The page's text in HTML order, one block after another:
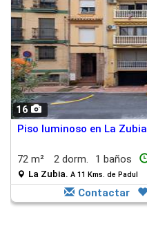
16
Piso luminoso en La Zubia
72 m² 2 dorm. 1 baños
La Zubia. A 11 Kms. de Padul
Contactar